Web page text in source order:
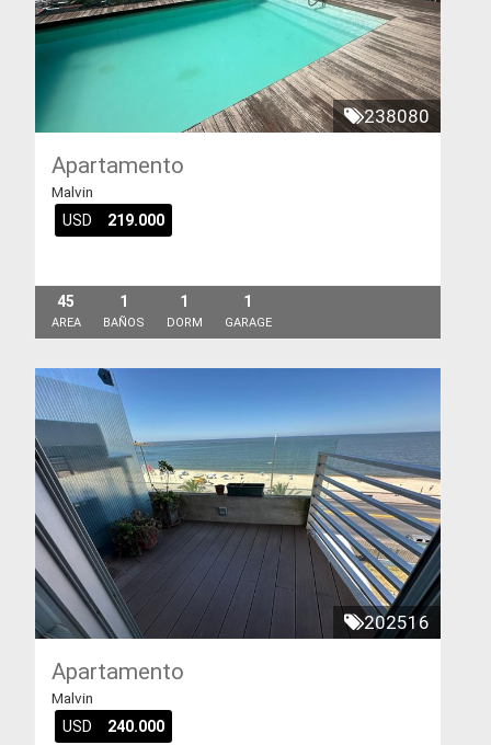
238080
Apartamento
Malvin
USD 219.000
45
AREA
1
BAÑOS
1
DORM
1
GARAGE
202516
Apartamento
Malvin
USD 240.000